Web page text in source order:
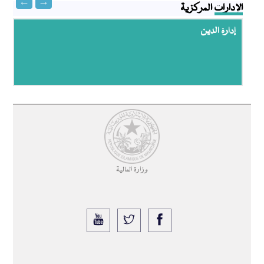
الإدارات المركزية
إدارة الدين
وزارة المالية